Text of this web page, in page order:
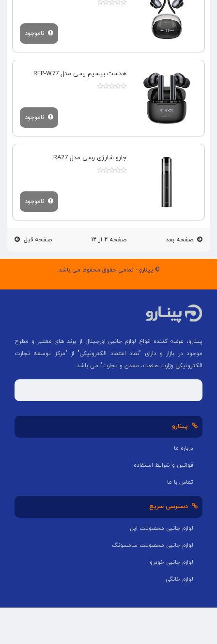
ناموجود
هدست بیسیم رسی مدل REP-W77
ناموجود
جارو شارژی رسی مدل RA27
ناموجود
صفحه بعد صفحه۲ از۱۲ صفحه قبل
© پینارو - تمامی حقوق محفوظ می باشد.
پینارو، عرضه کننده انواع لوازم جانبی اورجینال از برند های معتبر و مطرح
موجود در بازار و دارای "نماد اعتماد الکترونیکی" از "مركز توسعه تجارت
الكترونیكی وزارت صنعت، معدن و تجارت" می باشد.
پینارو
درباره ما
قوانین و شرایط استفاده
تماس با ما
دسترسی سریع
لوازم جانبی محصولات اپل
لوازم جانبی محصولات سامسونگ
لوازم جانبی خودرو
لوازم خانگی